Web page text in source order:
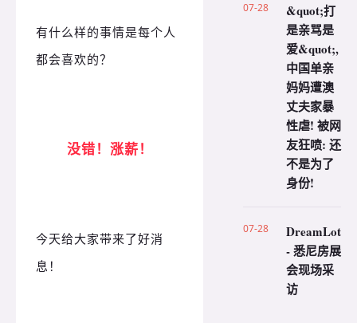
有什么样的事情是每个人
都会喜欢的？
没错！涨薪！
今天给大家带来了好消
息！
07-28
&quot;打
是亲骂是
爱&quot;,
中国单亲
妈妈遭澳
丈夫家暴
性虐! 被网
友狂喷: 还
不是为了
身份!
07-28
DreamLot
- 悉尼房展
会现场采
访